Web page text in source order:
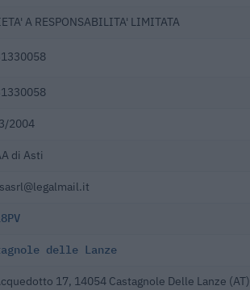
A RESPONSABILITA' LIMITATA
2004
di Asti
delle Lanze
17, 14054 Castagnole Delle Lanze (AT)